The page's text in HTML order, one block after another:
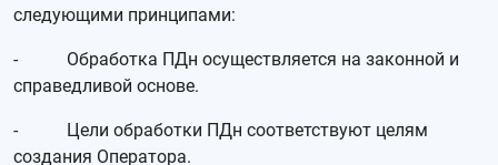
следующими принципами:
- Обработка ПДн осуществляется на законной и
справедливой основе.
- Цели обработки ПДн соответствуют целям
создания Оператора.